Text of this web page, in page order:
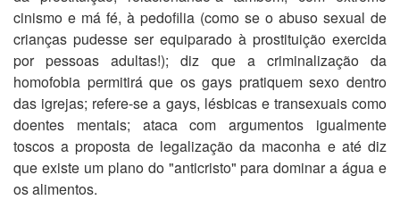
cinismo e má fé, à pedofilia (como se o abuso sexual de
crianças pudesse ser equiparado à prostituição exercida
por pessoas adultas!); diz que a criminalização da
homofobia permitirá que os gays pratiquem sexo dentro
das igrejas; refere-se a gays, lésbicas e transexuais como
doentes mentais; ataca com argumentos igualmente
toscos a proposta de legalização da maconha e até diz
que existe um plano do "anticristo" para dominar a água e
os alimentos.